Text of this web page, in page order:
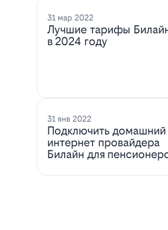
31 мар 2022
Лучшие тарифы
в 2024 году
31 янв 2022
Подключить домашний
интернет провайдера
Билайн для